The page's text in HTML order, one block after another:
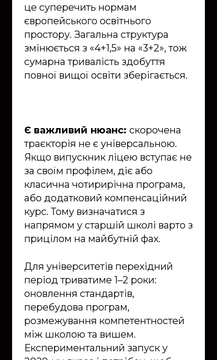
це суперечить нормам
європейського освітнього
простору. Загальна структура
змінюється з «4+1,5» на «3+2», тож
сумарна тривалість здобуття
повної вищої освіти зберігається.
Є важливий нюанс: скорочена
траєкторія не є універсальною.
Якщо випускник ліцею вступає не
за своїм профілем, діє або
класична чотирирічна програма,
або додатковий компенсаційний
курс. Тому визначатися з
напрямом у старшій школі варто з
прицілом на майбутній фах.
Для університетів перехідний
період триватиме 1–2 роки:
оновлення стандартів,
перебудова програм,
розмежування компетентностей
між школою та вишем.
Експериментальний запуск у